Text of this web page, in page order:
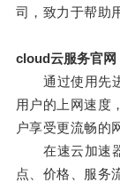
司，致力于帮助
cloud云服务官网
通过使用先进
用户的上网速度
户享受更流畅的
在速云加速器
点、价格、服务